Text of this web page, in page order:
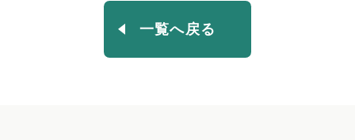
一覧へ戻る